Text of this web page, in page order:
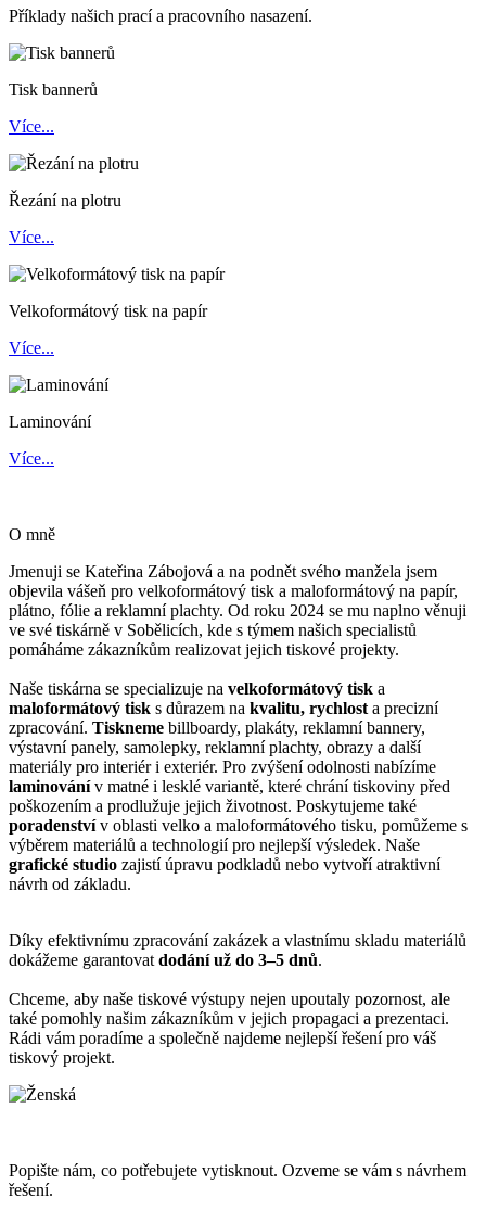
Příklady našich prací a pracovního nasazení.
Tisk bannerů
Více...
Řezání na plotru
Více...
Velkoformátový tisk na papír
Více...
Laminování
Více...
O mně
Jmenuji se Kateřina Zábojová a na podnět svého manžela jsem
objevila vášeň pro velkoformátový tisk a maloformátový na papír,
plátno, fólie a reklamní plachty. Od roku 2024 se mu naplno věnuji
ve své tiskárně v Sobělicích, kde s týmem našich specialistů
pomáháme zákazníkům realizovat jejich tiskové projekty.
Naše tiskárna se specializuje na velkoformátový tisk a
maloformátový tisk s důrazem na kvalitu, rychlost a precizní
zpracování. Tiskneme billboardy, plakáty, reklamní bannery,
výstavní panely, samolepky, reklamní plachty, obrazy a další
materiály pro interiér i exteriér. Pro zvýšení odolnosti nabízíme
laminovánív matné i lesklé variantě, které chrání tiskoviny před
poškozením a prodlužuje jejich životnost. Poskytujeme také
poradenstvív oblasti velko a maloformátového tisku, pomůžeme s
výběrem materiálů a technologií pro nejlepší výsledek. Naše
grafické studio zajistí úpravu podkladů nebo vytvoří atraktivní
návrh od základu.
Díky efektivnímu zpracování zakázek a vlastnímu skladu materiálů
dokážeme garantovat dodání už do 3–5 dnů.
Chceme, aby naše tiskové výstupy nejen upoutaly pozornost, ale
také pomohly našim zákazníkům v jejich propagaci a prezentaci.
Rádi vám poradíme a společně najdeme nejlepší řešení pro váš
tiskový projekt.
Popište nám, co potřebujete vytisknout. Ozveme se vám s návrhem
řešení.